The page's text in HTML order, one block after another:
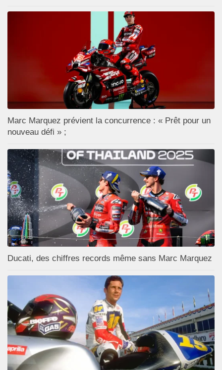
Marc Marquez prévient la concurrence : « Prêt pour un
nouveau défi » ;
Ducati, des chiffres records même sans Marc Marquez